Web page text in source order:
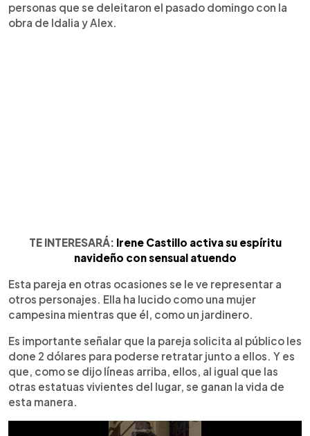
personas que se deleitaron el pasado domingo con la
obra de Idalia y Alex.
TE INTERESARÁ: Irene Castillo activa su espíritu
navideño con sensual atuendo
Esta pareja en otras ocasiones se le ve representar a
otros personajes. Ella ha lucido como una mujer
campesina mientras que él, como un jardinero.
Es importante señalar que la pareja solicita al público les
done 2 dólares para poderse retratar junto a ellos. Y es
que, como se dijo líneas arriba, ellos, al igual que las
otras estatuas vivientes del lugar, se ganan la vida de
esta manera.